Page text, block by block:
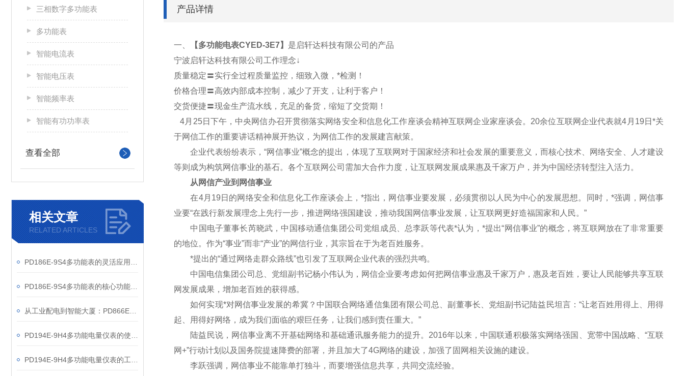
三相数字多功能表
多功能表
智能电流表
智能电压表
智能频率表
智能有功功率表
查看全部
相关文章
RELATED ARTICLES
产品详情
一、 【多功能电表CYED-3E7】 是启轩达科技有限公司的产品
宁波启轩达科技有限公司工作理念↓
质量稳定〓实行全过程质量监控，细致入微，*检测！
价格合理〓高效内部成本控制，减少了开支，让利于客户！
交货便捷〓现金生产流水线，充足的备货，缩短了交货期！
4月25日下午，中央网信办召开贯彻落实网络安全和信息化工作座谈会精神互联网企业家座谈会。20余位互联网企业代表就4月19日*关
于网信工作的重要讲话精神展开热议，为网信工作的发展建言献策。
企业代表纷纷表示，“网信事业”概念的提出，体现了互联网对于国家经济和社会发展的重要意义，而核心技术、网络安全、人才建设
等则成为构筑网信事业的基石。各个互联网公司需加大合作力度，让互联网发展成果惠及千家万户，并为中国经济转型注入活力。
从网信产业到网信事业
在4月19日的网络安全和信息化工作座谈会上，*指出，网信事业要发展，必须贯彻以人民为中心的发展思想。同时，*强调，网信事
业要“在践行新发展理念上先行一步，推进网络强国建设，推动我国网信事业发展，让互联网更好造福国家和人民。”
中国电子董事长芮晓武，中国移动通信集团公司党组成员、总李跃等代表*认为，*提出“网信事业”的概念，将互联网放在了非常重要
的地位。作为“事业”而非“产业”的网信行业，其宗旨在于为老百姓服务。
*提出的“通过网络走群众路线”也引发了互联网企业代表的强烈共鸣。
中国电信集团公司总、党组副书记杨小伟认为，网信企业要考虑如何把网信事业惠及千家万户，惠及老百姓，要让人民能够共享互联
网发展成果，增加老百姓的获得感。
如何实现*对网信事业发展的希冀？中国联合网络通信集团有限公司总、副董事长、党组副书记陆益民坦言：“让老百姓用得上、用得
起、用得好网络，成为我们面临的艰巨任务，让我们感到责任重大。”
陆益民说，网信事业离不开基础网络和基础通讯服务能力的提升。2016年以来，中国联通积极落实网络强国、宽带中国战略、“互联
网+”行动计划以及国务院提速降费的部署，并且加大了4G网络的建设，加强了固网相关设施的建设。
李跃强调，网信事业不能靠单打独斗，而要增强信息共享，共同交流经验。